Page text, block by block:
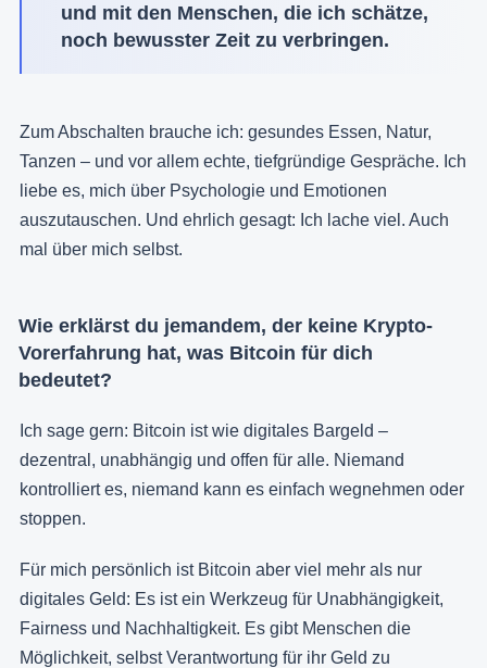
und mit den Menschen, die ich schätze,
noch bewusster Zeit zu verbringen.
Zum Abschalten brauche ich: gesundes Essen, Natur,
Tanzen – und vor allem echte, tiefgründige Gespräche. Ich
liebe es, mich über Psychologie und Emotionen
auszutauschen. Und ehrlich gesagt: Ich lache viel. Auch
mal über mich selbst.
Wie erklärst du jemandem, der keine Krypto-
Vorerfahrung hat, was Bitcoin für dich
bedeutet?
Ich sage gern: Bitcoin ist wie digitales Bargeld –
dezentral, unabhängig und offen für alle. Niemand
kontrolliert es, niemand kann es einfach wegnehmen oder
stoppen.
Für mich persönlich ist Bitcoin aber viel mehr als nur
digitales Geld: Es ist ein Werkzeug für Unabhängigkeit,
Fairness und Nachhaltigkeit. Es gibt Menschen die
Möglichkeit, selbst Verantwortung für ihr Geld zu